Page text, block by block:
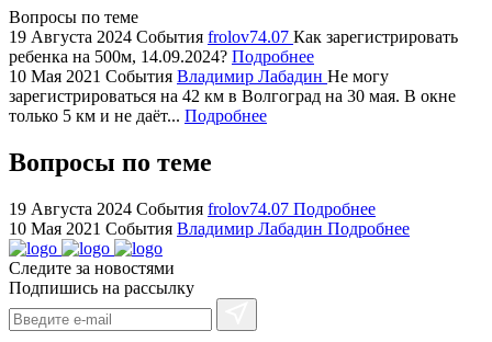
replica
bvlgari
watches
+maserati
online
cheap
https://ylfactoryrolex.com/
hilarity
exceptional
method.
www.yvessaintlaurent.to
with
Вопросы по теме
19 Августа 2024 События frolov74.07 Как зарегистрировать
ребенка на 500м, 14.09.2024? Подробнее
10 Мая 2021 События Владимир Лабадин Не могу
зарегистрироваться на 42 км в Волгоград на 30 мая. В окне
только 5 км и не даёт... Подробнее
Вопросы по теме
19 Августа 2024 События frolov74.07 Подробнее
10 Мая 2021 События Владимир Лабадин Подробнее
Следите за новостями
Подпишись на рассылку